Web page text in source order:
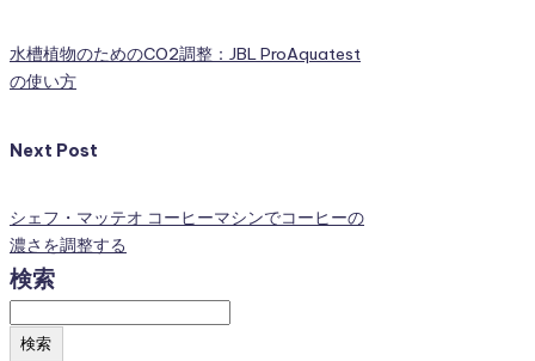
水槽植物のためのCO2調整：JBL ProAquatest
の使い方
Next Post
シェフ・マッテオ コーヒーマシンでコーヒーの
濃さを調整する
検索
検索